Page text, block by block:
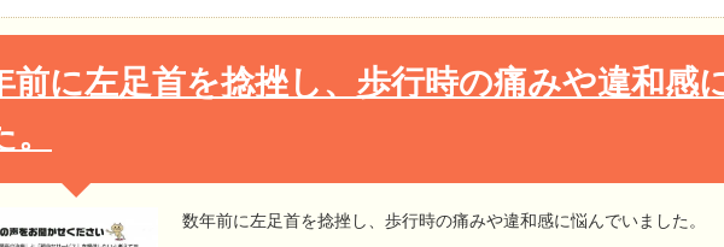
前に左足首を捻挫し、歩行時の痛みや違和感
数年前に左足首を捻挫し、歩行時の痛みや違和感に悩んでいました。